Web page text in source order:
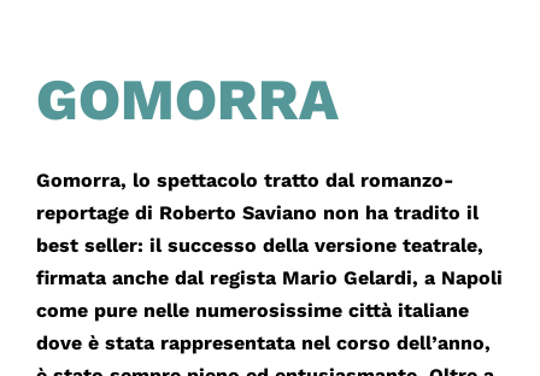
GOMORRA
Gomorra, lo spettacolo tratto dal romanzo-
reportage di Roberto Saviano non ha tradito il
best seller: il successo della versione teatrale,
firmata anche dal regista Mario Gelardi, a Napoli
come pure nelle numerosissime città italiane
dove è stata rappresentata nel corso dell’anno,